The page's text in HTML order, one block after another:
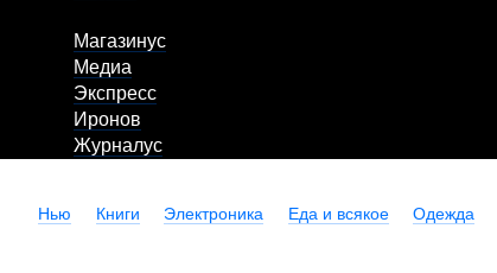
Магазинус
Медиа
Экспресс
Иронов
Журналус
Нью Книги Электроника Еда и всякое Одежда